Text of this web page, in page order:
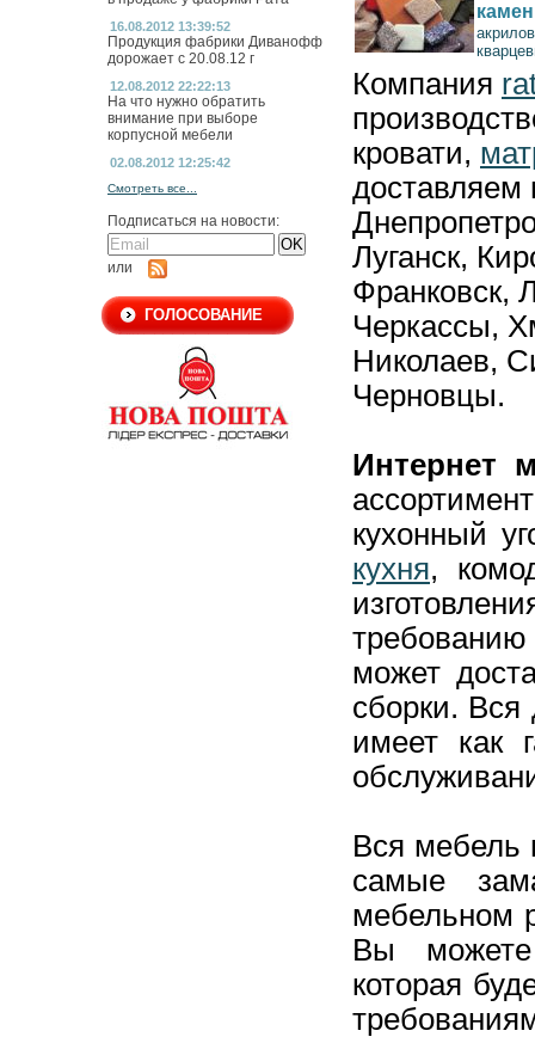
16.08.2012 13:39:52
Продукция фабрики Диванофф
дорожает с 20.08.12 г
12.08.2012 22:22:13
На что нужно обратить
внимание при выборе
корпусной мебели
02.08.2012 12:25:42
Смотреть все...
Подписаться на новости:
или
ГОЛОСОВАНИЕ
Компания
кровати,
доставляем
Луганск,
Франковск,
Черкассы,
Николаев,
Черновцы.
Интернет
кухонный
кухня,
может
сборки.
имеет как
Вся мебель
самые
мебельном
Вы можете
которая